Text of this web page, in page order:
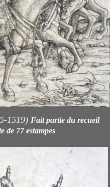
1519) Fait partie du recueil
de 77 estampes